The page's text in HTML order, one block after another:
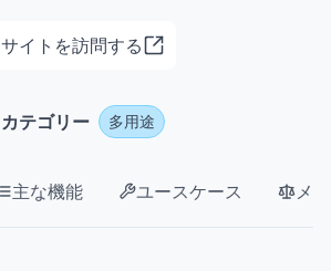
サイトを訪問する
カテゴリー 多用途
主な機能 ユースケース メ